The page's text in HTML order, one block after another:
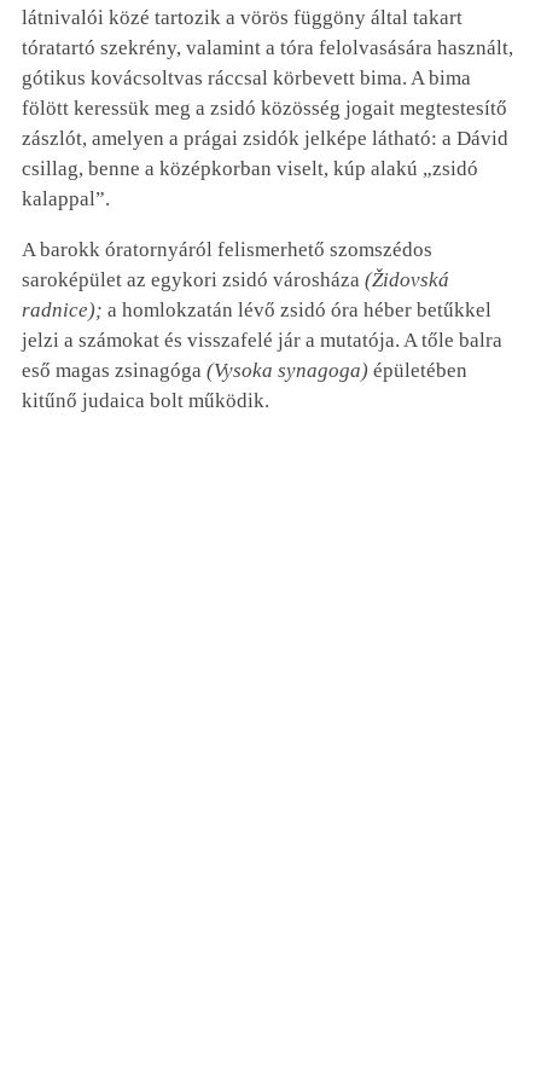
látnivalói közé tartozik a vörös függöny által takart
tóratartó szekrény, valamint a tóra felolvasására használt,
gótikus kovácsoltvas ráccsal körbevett bima. A bima
fölött keressük meg a zsidó közösség jogait megtestesítő
zászlót, amelyen a prágai zsidók jelképe látható: a Dávid
csillag, benne a középkorban viselt, kúp alakú „zsidó
kalappal”.
A barokk óratornyáról felismerhető szomszédos
saroképület az egykori zsidó városháza (Židovská
radnice); a homlokzatán lévő zsidó óra héber betűkkel
jelzi a számokat és visszafelé jár a mutatója. A tőle balra
eső magas zsinagóga (Vysoka synagoga) épületében
kitűnő judaica bolt működik.